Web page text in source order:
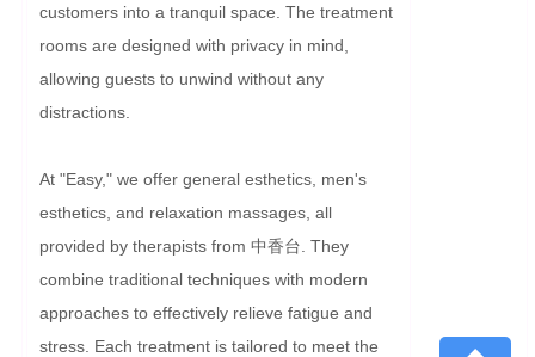
customers into a tranquil space. The treatment
rooms are designed with privacy in mind,
allowing guests to unwind without any
distractions.
At "Easy," we offer general esthetics, men's
esthetics, and relaxation massages, all
provided by therapists from 中香台. They
combine traditional techniques with modern
approaches to effectively relieve fatigue and
stress. Each treatment is tailored to meet the